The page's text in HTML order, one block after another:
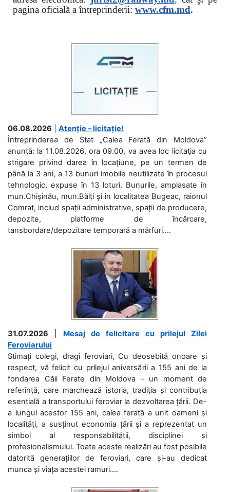
pagina oficială a întreprinderii: www.cfm.md.
06.08.2026
Atenție – licitație!
Întreprinderea de Stat „Calea Ferată din Moldova”
anunță: la 11.08.2026, ora 09.00, va avea loc licitaţia cu
strigare privind darea în locațiune, pe un termen de
până la 3 ani, a 13 bunuri imobile neutilizate în procesul
tehnologic, expuse în 13 loturi. Bunurile, amplasate în
mun.Chișinău, mun.Bălți și în localitatea Bugeac, raionul
Comrat, includ spații administrative, spații de producere,
depozite, platforme de încărcare,
tansbordare/depozitare temporară a mărfuri....
31.07.2026
Mesaj de felicitare cu prilejul Zilei
Feroviarului
Stimați colegi, dragi feroviari, Cu deosebită onoare și
respect, vă felicit cu prilejul aniversării a 155 ani de la
fondarea Căii Ferate din Moldova – un moment de
referință, care marchează istoria, tradiția și contribuția
esențială a transportului feroviar la dezvoltarea țării. De-
a lungul acestor 155 ani, calea ferată a unit oameni și
localități, a susținut economia țării și a reprezentat un
simbol al responsabilității, disciplinei și
profesionalismului. Toate aceste realizări au fost posibile
datorită generațiilor de feroviari, care și-au dedicat
munca și viața acestei ramuri....